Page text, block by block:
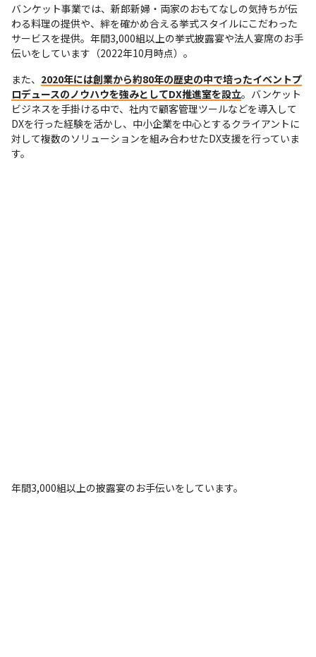
バンケット事業では、新郎新婦・両家のおもてなしの気持ちが伝
わる料理の提供や、絆を確かめ合える挙式スタイルにこだわった
サービスを提供。年間3,000組以上の挙式披露宴や法人宴席のお手
伝いをしています（2022年10月時点）。
また、 2020年には創業から約80年の歴史の中で培ったイベントプ
ロデュースのノウハウを強みとしてDX推進室を設立。バンケット
ビジネスを手掛ける中で、社内で顧客管理ツールなどを導入して
DXを行った経験を活かし、中小企業を中心とするクライアントに
対して複数のソリューションを組み合わせたDX支援を行っていま
す。
年間3,000組以上の披露宴のお手伝いをしています。